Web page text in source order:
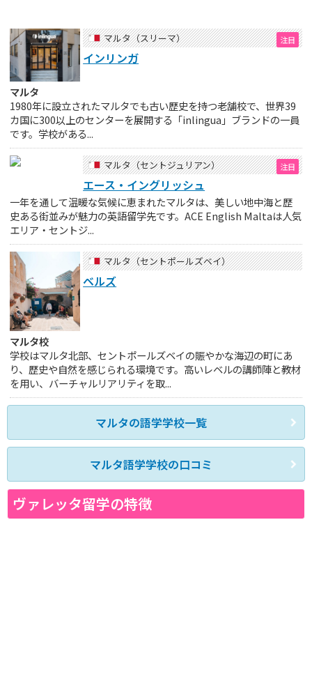
マルタ（スリーマ）
インリンガ
マルタ
1980年に設立されたマルタでも古い歴史を持つ老舗校で、世界39
カ国に300以上のセンターを展開する「inlingua」ブランドの一員
です。学校がある...
マルタ（セントジュリアン）
エース・イングリッシュ
一年を通して温暖な気候に恵まれたマルタは、美しい地中海と歴
史ある街並みが魅力の英語留学先です。ACE English Maltaは人気
エリア・セントジ...
マルタ（セントポールズベイ）
ベルズ
マルタ校
学校はマルタ北部、セントポールズベイの賑やかな海辺の町にあ
り、歴史や自然を感じられる環境です。高いレベルの講師陣と教材
を用い、バーチャルリアリティを取...
マルタの語学学校一覧
マルタ語学学校の口コミ
ヴァレッタ留学の特徴